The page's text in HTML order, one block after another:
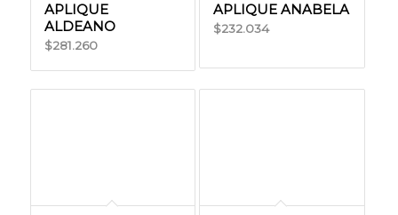
APLIQUE
ALDEANO
$281.260
APLIQUE ANABELA
$232.034